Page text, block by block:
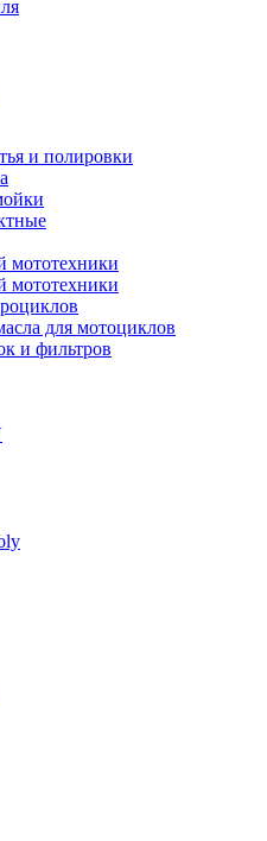
и полировки
мототехники
мототехники
для мотоциклов
и фильтров